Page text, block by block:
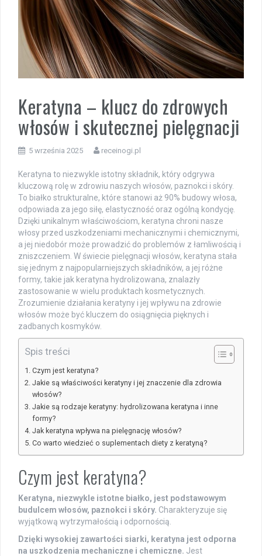
Keratyna – klucz do zdrowych
włosów i skutecznej pielęgnacji
5 września 2025 receinogi.pl
Keratyna to niezwykle istotny składnik, który odgrywa
kluczową rolę w zdrowiu naszych włosów, paznokci i skóry.
To białko strukturalne, które stanowi aż 90% budowy włosa,
odpowiada za jego siłę, elastyczność oraz ogólną kondycję.
Dzięki unikalnym właściwościom, keratyna chroni nasze
włosy przed uszkodzeniami mechanicznymi i chemicznymi,
a jej niedobór może prowadzić do problemów z łamliwością i
zniszczeniem. W świecie pielęgnacji włosów, keratyna stała
się jednym z najpopularniejszych składników, a jej różne
formy, takie jak keratyna hydrolizowana, znalazły
zastosowanie w wielu produktach kosmetycznych.
Zrozumienie działania keratyny i jej wpływu na zdrowie
włosów może być kluczem do osiągnięcia pięknych i
zadbanych kosmyków.
Spis treści
Czym jest keratyna?
Jakie są właściwości keratyny i jej znaczenie dla zdrowia
włosów?
Jakie są rodzaje keratyny: hydrolizowana keratyna i inne
formy?
Jak keratyna wpływa na pielęgnację włosów?
Co warto wiedzieć o suplementach diety z keratyną?
Czym jest keratyna?
Keratyna, niezwykle istotne białko, jest podstawowym
budulcem włosów, paznokci i skóry. Charakteryzuje się
wyjątkową wytrzymałością i odpornością.
Dzięki wysokiej zawartości siarki, keratyna jest odporna
na uszkodzenia mechaniczne i chemiczne. Jest